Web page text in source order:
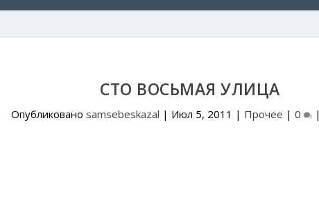
СТО ВОСЬМАЯ УЛИЦА
Опубликовано samsebeskazal | Июл 5, 2011 | Прочее | 0 |